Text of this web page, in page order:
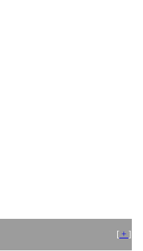
[ + ]